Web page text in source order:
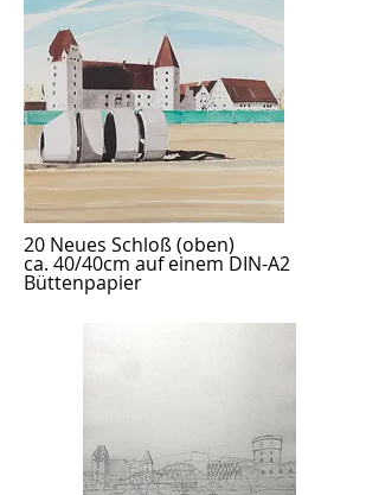
20 Neues Schloß(oben)
ca. 40/40cm auf einem DIN-A2
Büttenpapier